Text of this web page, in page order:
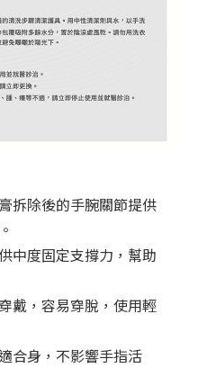
拆除後的手腕關節提供
中度固定支撐力，幫助
戴，容易穿脫，使用輕
合身，不影響手指活